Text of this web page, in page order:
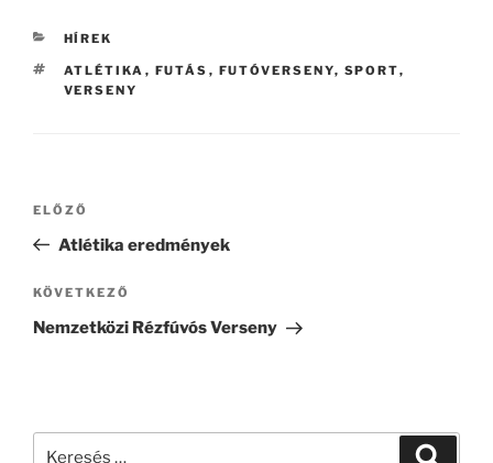
KATEGÓRIÁK
HÍREK
CÍMKÉK
ATLÉTIKA , FUTÁS , FUTÓVERSENY, SPORT,
VERSENY
Bejegyzés
Korábbi
bejegyzés
ELŐZŐ
Atlétika eredmények
Következő
bejegyzés
KÖVETKEZŐ
Nemzetközi Rézfúvós Verseny